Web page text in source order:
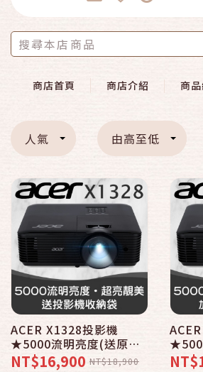
商店首頁 商店介紹 商
人氣 由高至低
ACER X1328投影機
★5000流明亮度(送原廠
背包)
NT$16,900 NT$18,900
杯果